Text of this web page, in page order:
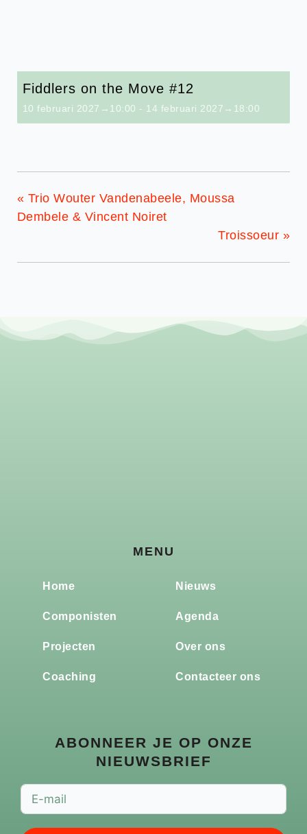
Fiddlers on the Move #12
10 februari 2027→10:00 - 14 februari 2027→18:00
« Trio Wouter Vandenabeele, Moussa
Dembele & Vincent Noiret
Troissoeur »
MENU
Home
Componisten
Projecten
Coaching
Nieuws
Agenda
Over ons
Contacteer ons
ABONNEER JE OP ONZE
NIEUWSBRIEF